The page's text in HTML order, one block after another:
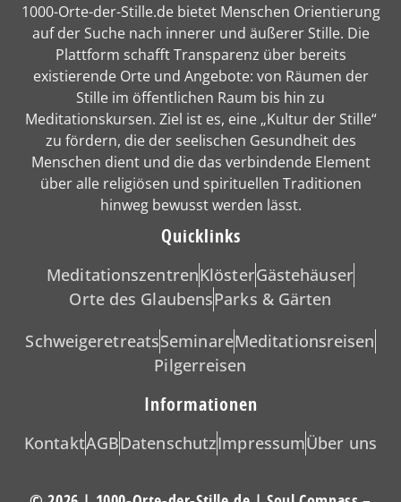
1000-Orte-der-Stille.de bietet Menschen Orientierung
auf der Suche nach innerer und äußerer Stille. Die
Plattform schafft Transparenz über bereits
existierende Orte und Angebote: von Räumen der
Stille im öffentlichen Raum bis hin zu
Meditationskursen. Ziel ist es, eine „Kultur der Stille“
zu fördern, die der seelischen Gesundheit des
Menschen dient und die das verbindende Element
über alle religiösen und spirituellen Traditionen
hinweg bewusst werden lässt.
Quicklinks
MeditationszentrenKlösterGästehäuser
Orte des GlaubensParks & Gärten
SchweigeretreatsSeminareMeditationsreisen
Pilgerreisen
Informationen
KontaktAGBDatenschutzImpressumÜber uns